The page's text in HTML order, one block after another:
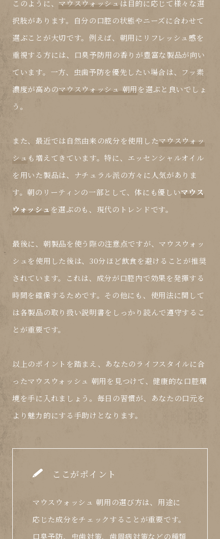
このように、 マウスウォッシュ は目的に応じて様々な選
択肢があります。自分の口腔の状態やニーズに合わせて
選ぶことが大切です。例えば、朝用にリフレッシュ感を
重視する方には、口臭予防用の香りが豊富な製品が向い
ています。一方、虫歯予防を優先したい場合は、フッ素
濃度が高めのマウスウォッシュ 朝用を選ぶと良いでしょ
う。
また、最近では自然由来の成分を使用したマウスウォッ
シュ も増えてきています。特に、エッセンシャルオイル
を用いた製品は、ナチュラル派の方々に人気がありま
す。朝のリーティンの一部として、体にも優しいマウス
ウォッシュ を選ぶのも、現代のトレンドです。
最後に、朝製品を使う際の注意点ですが、 マウスウォッ
シュを使用した後は、30分ほど飲食を避けることが推奨
されています。これは、成分が口腔内で効果を発揮する
時間を確保するためです。その他にも、使用法に関して
は各製品の取り扱い説明書をしっかり読んで遵守するこ
とが重要です。
以上のポイントを踏まえ、あなたのライフスタイルに合
ったマウスウォッシュ 朝用を見つけて、健康的な口腔環
境を手に入れましょう。毎日の習慣が、あなたの口元を
より魅力的にする手助けとなります。
ここがポイント
マウスウォッシュ 朝用の選び方は、用途に
応じた成分をチェックすることが重要です。
口臭予防、虫歯対策、歯周病対策などの種類